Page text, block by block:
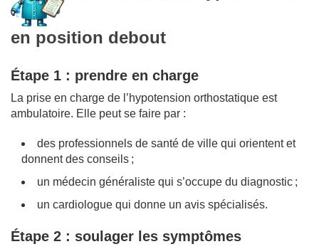
en position debout
Étape 1 : prendre en charge
La prise en charge de l’hypotension orthostatique est
ambulatoire. Elle peut se faire par :
des professionnels de santé de ville qui orientent et
donnent des conseils ;
un médecin généraliste qui s’occupe du diagnostic ;
un cardiologue qui donne un avis spécialisés.
Étape 2 : soulager les symptômes